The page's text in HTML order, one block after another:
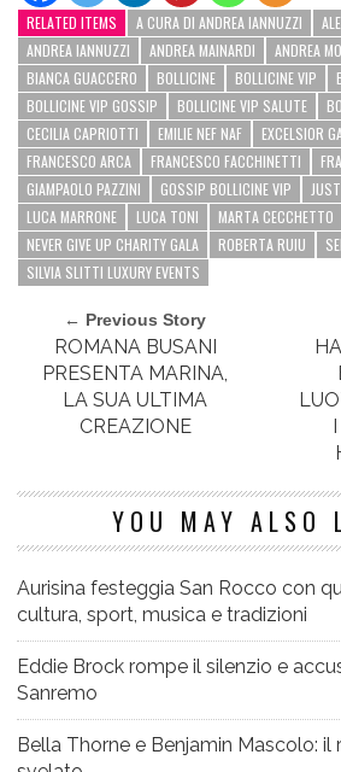
RELATED ITEMS A CURA DI ANDREA IANNUZZI
ANDREA IANNUZZI
ANDREA MAINARDI ANDREA
BIANCA GUACCERO
BOLLICINE BOLLICINE VIP
BOLLICINE VIP GOSSIP
BOLLICINE VIP SALUTE
CECILIA CAPRIOTTI
EMILIE NEF NAF
EXCELSIOR
FRANCESCO ARCA
FRANCESCO FACCHINETTI
GIAMPAOLO PAZZINI
GOSSIP BOLLICINE VIP
LUCA MARRONE
LUCA TONI MARTA CECCHETTO
NEVER GIVE UP CHARITY GALA
ROBERTA RUIU
SILVIA SLITTI LUXURY EVENTS
← Previous Story
ROMANA BUSANI
PRESENTA MARINA,
LA SUA ULTIMA
CREAZIONE
YOU MAY ALSO
Aurisina festeggia San Rocco con
cultura, sport, musica e tradizioni
Eddie Brock rompe il silenzio e
Sanremo
Bella Thorne e Benjamin Mascolo: il